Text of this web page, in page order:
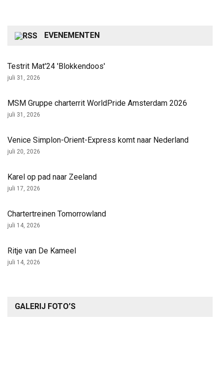
EVENEMENTEN
Testrit Mat'24 'Blokkendoos'
juli 31, 2026
MSM Gruppe charterrit WorldPride Amsterdam 2026
juli 31, 2026
Venice Simplon-Orient-Express komt naar Nederland
juli 20, 2026
Karel op pad naar Zeeland
juli 17, 2026
Chartertreinen Tomorrowland
juli 14, 2026
Ritje van De Kameel
juli 14, 2026
GALERIJ FOTO’S